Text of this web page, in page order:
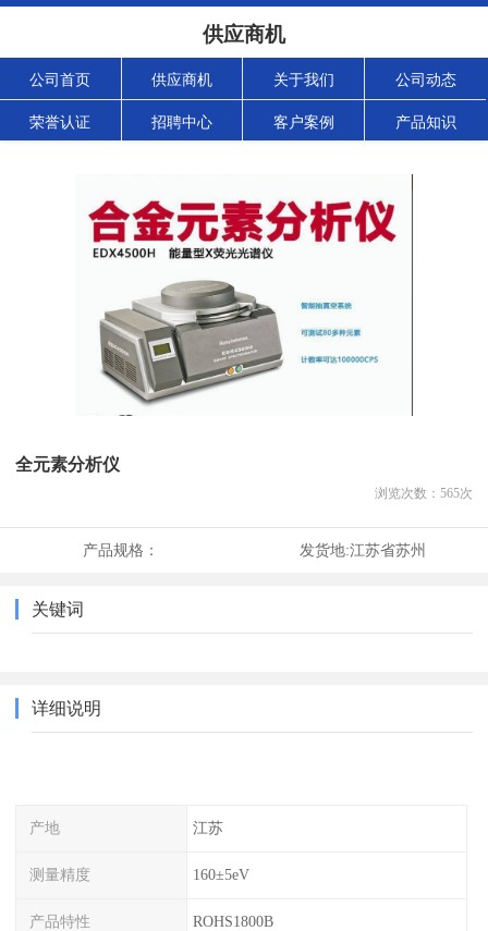
供应商机
公司首页 供应商机 关于我们 公司动态
荣誉认证 招聘中心 客户案例 产品知识
全元素分析仪
浏览次数： 565次
产品规格： 发货地:江苏省苏州
关键词
详细说明
产地 江苏
测量精度 160±5eV
产品特性 ROHS1800B